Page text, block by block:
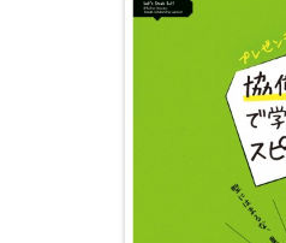
【別冊付録として、すぐに